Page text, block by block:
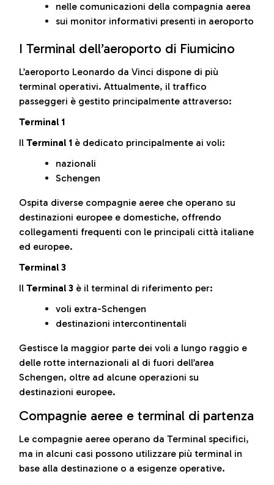
nelle comunicazioni della compagnia aerea
sui monitor informativi presenti in aeroporto
I Terminal dell’aeroporto di Fiumicino
L’aeroporto Leonardo da Vinci dispone di più
terminal operativi. Attualmente, il traffico
passeggeri è gestito principalmente attraverso:
Terminal 1
Il Terminal 1 è dedicato principalmente ai voli:
nazionali
Schengen
Ospita diverse compagnie aeree che operano su
destinazioni europee e domestiche, offrendo
collegamenti frequenti con le principali città italiane
ed europee.
Terminal 3
Il Terminal 3 è il terminal di riferimento per:
voli extra-Schengen
destinazioni intercontinentali
Gestisce la maggior parte dei voli a lungo raggio e
delle rotte internazionali al di fuori dell’area
Schengen, oltre ad alcune operazioni su
destinazioni europee.
Compagnie aeree e terminal di partenza
Le compagnie aeree operano da Terminal specifici,
ma in alcuni casi possono utilizzare più terminal in
base alla destinazione o a esigenze operative.